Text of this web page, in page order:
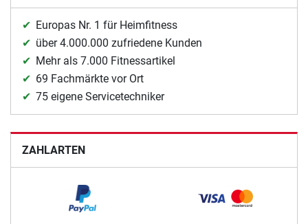
Europas Nr. 1 für Heimfitness
über 4.000.000 zufriedene Kunden
Mehr als 7.000 Fitnessartikel
69 Fachmärkte vor Ort
75 eigene Servicetechniker
ZAHLARTEN